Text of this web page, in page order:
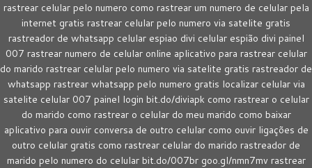
rastrear celular pelo numero como rastrear um numero de celular pela
internet gratis rastrear celular pelo numero via satelite gratis
rastreador de whatsapp celular espiao divi celular espião divi painel
007 rastrear numero de celular online aplicativo para rastrear celular
do marido rastrear celular pelo numero via satelite gratis rastreador de
whatsapp rastrear whatsapp pelo numero gratis localizar celular via
satelite celular 007 painel login bit.do/diviapk como rastrear o celular
do marido como rastrear o celular do meu marido como baixar
aplicativo para ouvir conversa de outro celular como ouvir ligações de
outro celular gratis como rastrear celular do marido rastreador de
marido pelo numero do celular bit.do/007br goo.gl/nmn7mv rastrear